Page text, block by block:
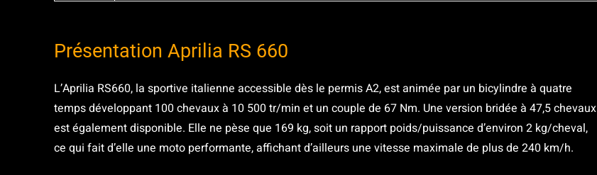
Présentation Aprilia RS 660
L’Aprilia RS660, la sportive italienne accessible dès le permis A2, est animée par un bicylindre à quatre
temps développant 100 chevaux à 10 500 tr/min et un couple de 67 Nm. Une version bridée à 47,5 chevaux
est également disponible. Elle ne pèse que 169 kg, soit un rapport poids/puissance d’environ 2 kg/cheval,
ce qui fait d’elle une moto performante, affichant d’ailleurs une vitesse maximale de plus de 240 km/h.